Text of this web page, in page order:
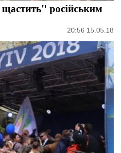
російським
20:56 15.05.18